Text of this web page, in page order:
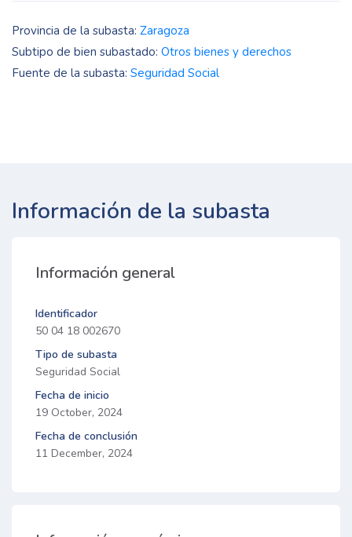
Provincia de la subasta: Zaragoza
Subtipo de bien subastado: Otros bienes y derechos
Fuente de la subasta: Seguridad Social
Información de la subasta
Información general
Identificador
50 04 18 002670
Tipo de subasta
Seguridad Social
Fecha de inicio
19 October, 2024
Fecha de conclusión
11 December, 2024